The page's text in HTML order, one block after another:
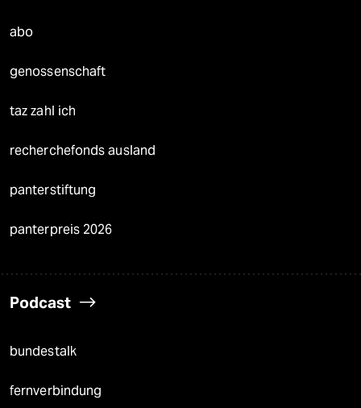
abo
genossenschaft
taz zahl ich
recherchefonds ausland
panterstiftung
panterpreis 2026
Podcast
bundestalk
fernverbindung